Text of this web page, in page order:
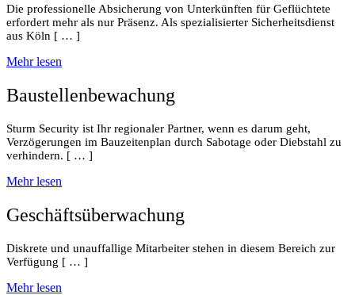
Die professionelle Absicherung von Unterkünften für Geflüchtete
erfordert mehr als nur Präsenz. Als spezialisierter Sicherheitsdienst
aus Köln [ … ]
Mehr lesen
Baustellenbewachung
Sturm Security ist Ihr regionaler Partner, wenn es darum geht,
Verzögerungen im Bauzeitenplan durch Sabotage oder Diebstahl zu
verhindern. [ … ]
Mehr lesen
Geschäftsüberwachung
Diskrete und unauffallige Mitarbeiter stehen in diesem Bereich zur
Verfügung [ … ]
Mehr lesen